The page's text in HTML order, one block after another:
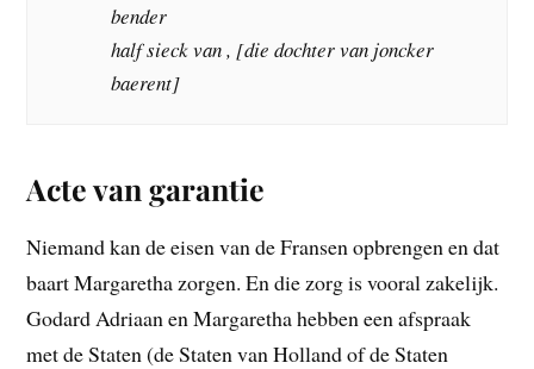
bender
half sieck van , [die dochter van joncker
baerent]
Acte van garantie
Niemand kan de eisen van de Fransen opbrengen en dat
baart Margaretha zorgen. En die zorg is vooral zakelijk.
Godard Adriaan en Margaretha hebben een afspraak
met de Staten (de Staten van Holland of de Staten